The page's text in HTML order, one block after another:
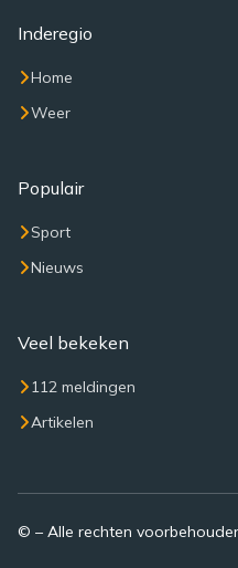
Inderegio
Home
Weer
Populair
Sport
Nieuws
Veel bekeken
112 meldingen
Artikelen
© – Alle rechten